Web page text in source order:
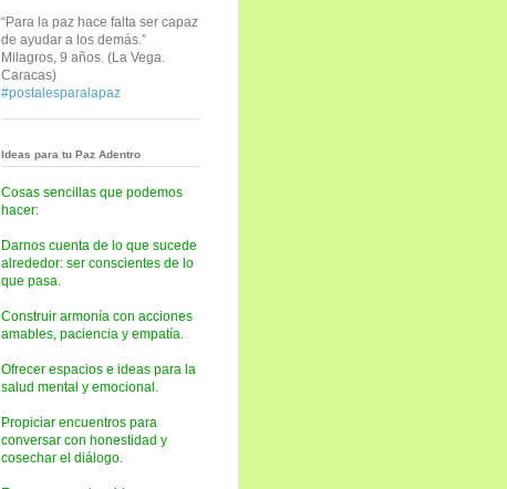
“Para la paz hace falta ser capaz
de ayudar a los demás.”
Milagros, 9 años. (La Vega.
Caracas)
#postalesparalapaz
Ideas para tu Paz Adentro
Cosas sencillas que podemos
hacer:
Darnos cuenta de lo que sucede
alrededor: ser conscientes de lo
que pasa.
Construir armonía con acciones
amables, paciencia y empatía.
Ofrecer espacios e ideas para la
salud mental y emocional.
Propiciar encuentros para
conversar con honestidad y
cosechar el diálogo.